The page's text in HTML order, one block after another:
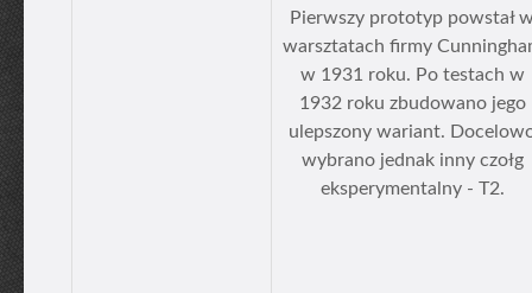
Pierwszy prototyp powstał
warsztatach firmy
w 1931 roku. Po testach w
1932 roku zbudowano jego
ulepszony wariant.
wybrano jednak inny czołg
eksperymentalny - T2.